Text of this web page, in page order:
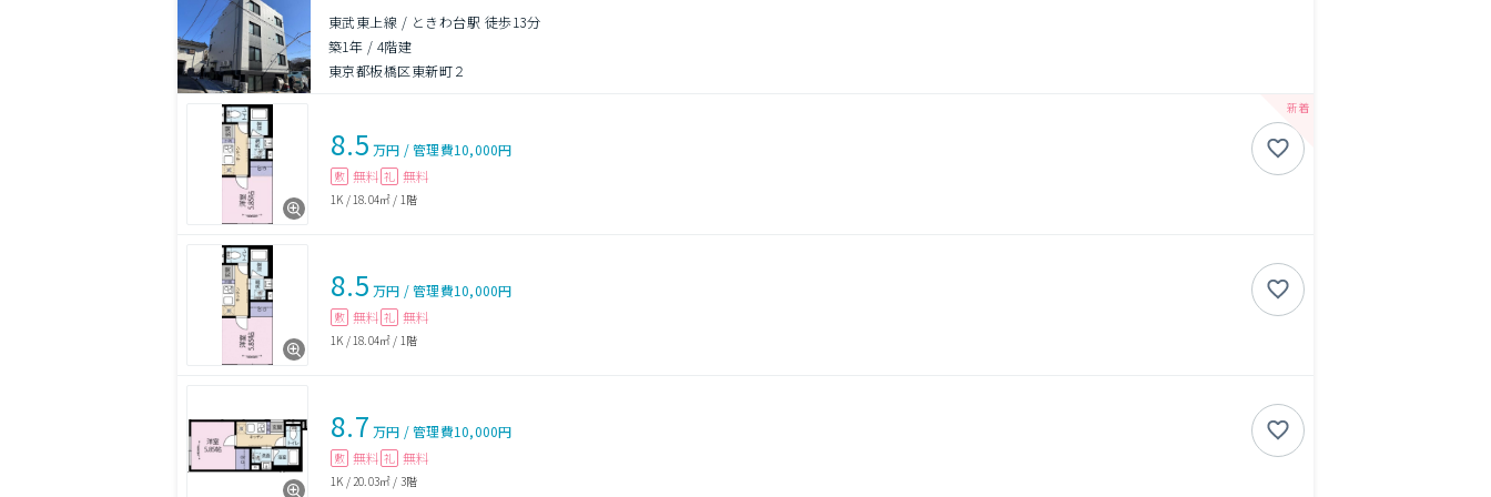
東武東上線 / ときわ台駅 徒歩13分
築1年 / 4階建
東京都板橋区東新町２
8.5 万円 /管理費10,000円
敷 無料 礼 無料
1K / 18.04㎡ / 1階
8.5 万円 /管理費10,000円
敷 無料 礼 無料
1K / 18.04㎡ / 1階
8.7 万円 /管理費10,000円
敷 無料 礼 無料
1K / 20.03㎡ / 3階